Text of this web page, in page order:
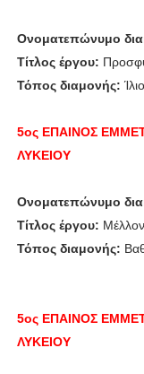
Ονοματεπώνυμο
Τίτλος έργου:
Τόπος διαμονής:
5ος ΕΠΑΙΝΟΣ
ΛΥΚΕΙΟΥ
Ονοματεπώνυμο
Τίτλος έργου:
Τόπος διαμονής:
5ος ΕΠΑΙΝΟΣ
ΛΥΚΕΙΟΥ